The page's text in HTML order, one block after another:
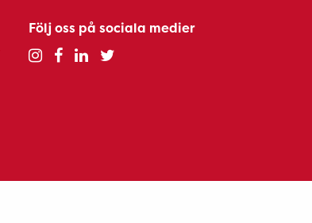
Följ oss på sociala medier